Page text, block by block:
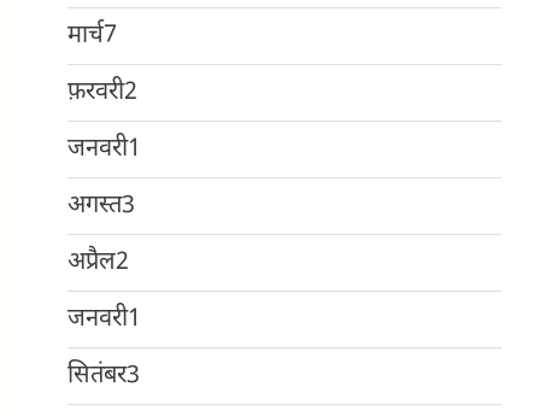
मार्च7
फ़रवरी2
जनवरी1
अगस्त3
अप्रैल2
जनवरी1
सितंबर3